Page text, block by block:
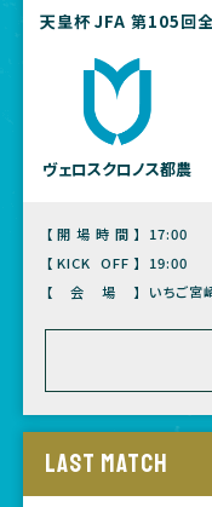
天皇杯 JFA 第105回
ヴェロスクロノス都農
【開場時間】
17:00
【KICK OFF】
19:00
【会場】
いちご宮
LAST MATCH